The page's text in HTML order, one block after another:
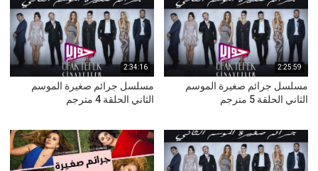
2:25:59
مسلسل جرائم صغيرة الموسم
الثاني الحلقة 5 مترجم
2:34:16
مسلسل جرائم صغيرة الموسم
الثاني الحلقة 4 مترجم